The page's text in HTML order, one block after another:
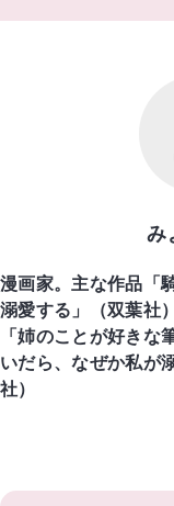
み
漫画家。主な作品「
溺愛する」（双葉社）
「姉のことが好きな
いだら、なぜか私が
社）